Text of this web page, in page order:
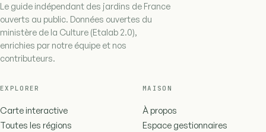
Le guide indépendant des jardins de France
ouverts au public. Données ouvertes du
ministère de la Culture (Etalab 2.0),
enrichies par notre équipe et nos
contributeurs.
EXPLORER
Carte interactive
Toutes les régions
MAISON
À propos
Espace gestionnaires